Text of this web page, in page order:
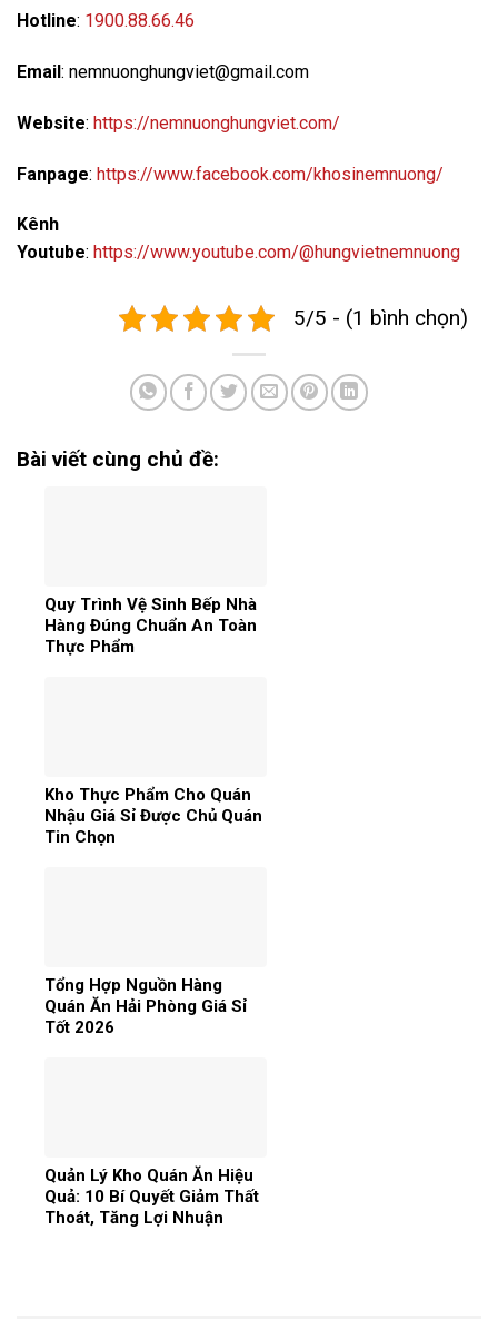
Hotline: 1900.88.66.46
Email: nemnuonghungviet@gmail.com
Website: https://nemnuonghungviet.com/
Fanpage: https://www.facebook.com/khosinemnuong/
Kênh
Youtube: https://www.youtube.com/@hungvietnemnuong
5/5 - (1 bình chọn)
Bài viết cùng chủ đề:
Quy Trình Vệ Sinh Bếp Nhà
Hàng Đúng Chuẩn An Toàn
Thực Phẩm
Kho Thực Phẩm Cho Quán
Nhậu Giá Sỉ Được Chủ Quán
Tin Chọn
Tổng Hợp Nguồn Hàng
Quán Ăn Hải Phòng Giá Sỉ
Tốt 2026
Quản Lý Kho Quán Ăn Hiệu
Quả: 10 Bí Quyết Giảm Thất
Thoát, Tăng Lợi Nhuận